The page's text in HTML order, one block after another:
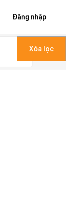
Đăng nhập
Xóa lọc